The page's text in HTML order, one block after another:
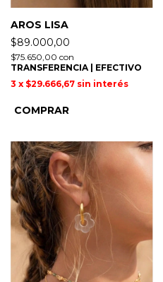
AROS LISA
$89.000,00
$75.650,00 con
TRANSFERENCIA | EFECTIVO
3 x $29.666,67 sin interés